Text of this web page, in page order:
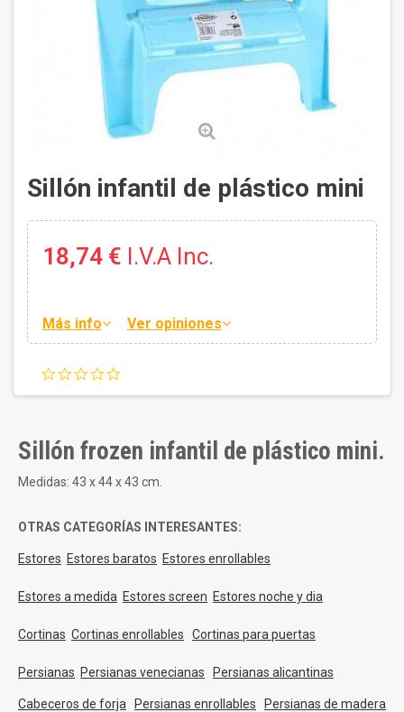
Sillón infantil de plástico mini
18,74 € I.V.A Inc.
Más info Ver opiniones
Sillón frozen infantil de plástico mini.
Medidas: 43 x 44 x 43 cm.
OTRAS CATEGORÍAS INTERESANTES:
Estores Estores baratos Estores enrollables
Estores a medida Estores screen Estores noche y dia
Cortinas Cortinas enrollables Cortinas para puertas
Persianas Persianas venecianas Persianas alicantinas
Cabeceros de forja Persianas enrollables Persianas de madera